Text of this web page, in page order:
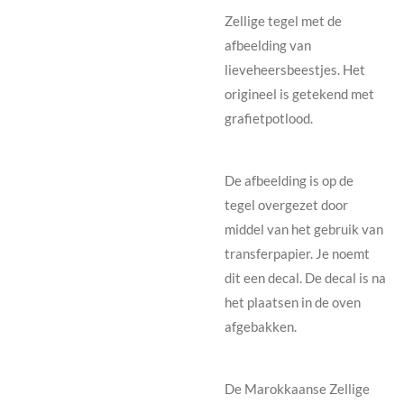
Zellige tegel met de
afbeelding van
lieveheersbeestjes. Het
origineel is getekend met
grafietpotlood.
De afbeelding is op de
tegel overgezet door
middel van het gebruik van
transferpapier. Je noemt
dit een decal. De decal is na
het plaatsen in de oven
afgebakken.
De Marokkaanse Zellige